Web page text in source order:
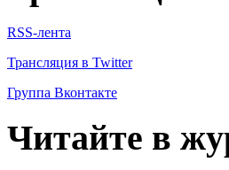
RSS-лента
Трансляция в Twitter
Группа Вконтакте
Читайте в